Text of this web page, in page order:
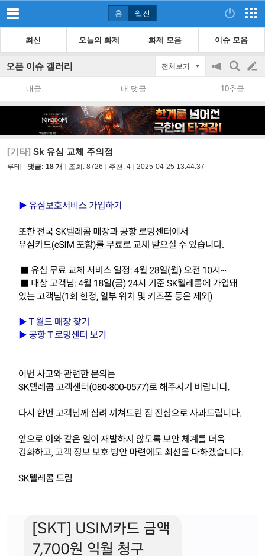
홈 웹진
최신 오늘의 화제 화제 모음 이슈 모음
오픈 이슈 갤러리 전체보기
공
지
on/off
검
색
글
쓰
내글 내 댓글 10추글
[기타] Sk 유심 교체 주의점
루테 댓글: 18 개 조회: 8726 추천: 4 2025-04-25 13:44:37